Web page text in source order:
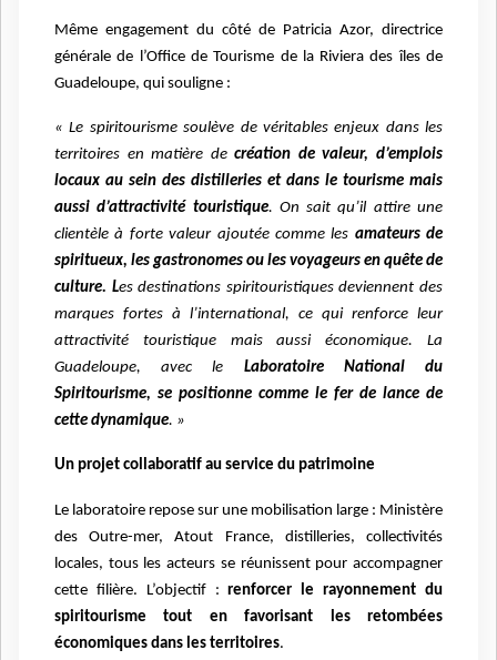
Même engagement du côté de Patricia Azor, directrice
générale de l’Office de Tourisme de la Riviera des îles de
Guadeloupe, qui souligne :
« Le spiritourisme soulève de véritables enjeux dans les
territoires en matière decréation de valeur, d’emplois
locaux au sein des distilleries et dans le tourisme mais
aussi d’attractivité touristique. On sait qu’il attire une
clientèle à forte valeur ajoutée comme les amateurs de
spiritueux, les gastronomes ou les voyageurs en quête de
culture. Les destinations spiritouristiques deviennent des
marques fortes à l’international, ce qui renforce leur
attractivité touristique mais aussi économique. La
Guadeloupe, avec le Laboratoire National du
Spiritourisme, se positionne comme le fer de lance de
cette dynamique. »
Un projet collaboratif au service du patrimoine
Le laboratoire repose sur une mobilisation large : Ministère
des Outre-mer, Atout France, distilleries, collectivités
locales, tous les acteurs se réunissent pour accompagner
cette filière. L’objectif :renforcer le rayonnement du
spiritourisme tout en favorisant les retombées
économiques dans les territoires.